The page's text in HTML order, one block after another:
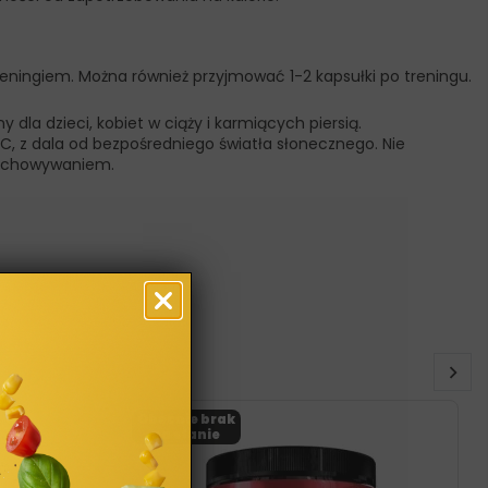
Można również przyjmować 1-2 kapsułki po treningu.
dla dzieci, kobiet w ciąży i karmiących piersią.
dala od bezpośredniego światła słonecznego. Nie
Obecnie brak
na stanie